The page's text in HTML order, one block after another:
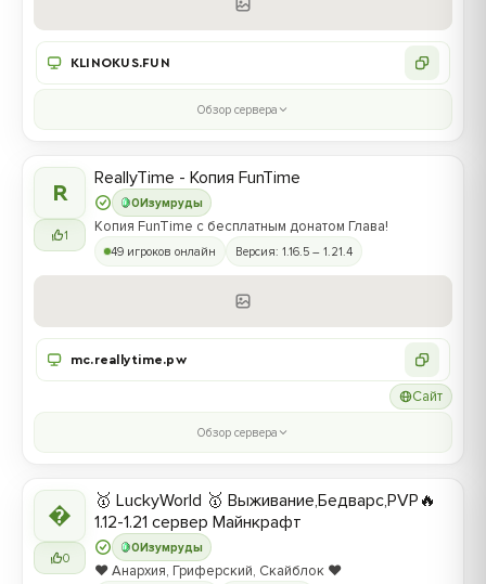
KLINOKUS.FUN
Обзор сервера
R
1
0Изумруды
ReallyTime - Копия FunTime
Копия FunTime с бесплатным донатом Глава!
49 игроков онлайн Версия: 1.16.5 – 1.21.4
mc.reallytime.pw
Сайт
Обзор сервера

0
0Изумруды
🥇 LuckyWorld 🥇 Выживание,Бедварс,PVP🔥
1.12-1.21 сервер Майнкрафт
❤️ Анархия, Гриферский, Скайблок ❤️